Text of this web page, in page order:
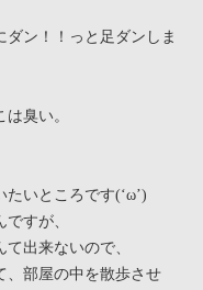
ダン！！っと足ダンしま
臭い。
いところです(‘ω’)
すが、
出来ないので、
、部屋の中を散歩させ